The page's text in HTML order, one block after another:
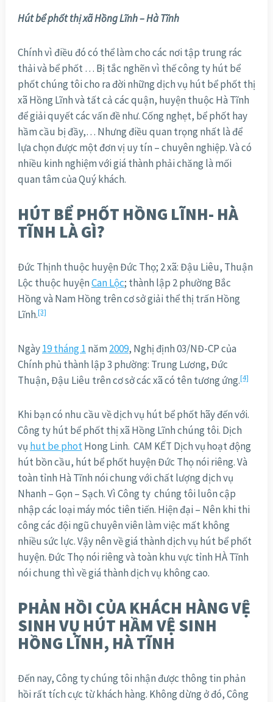
Hút bể phốt thị xã Hồng Lĩnh – HàTĩnh
Chính vì điều đó có thể làm cho các nơi tập trung rác
thải và bể phốt … Bị tắc nghẽn vì thế công ty hút bể
phốt chúng tôi cho ra đời những dịch vụ hút bể phốt thị
xã Hồng Lĩnh và tất cả các quận, huyện thuộc Hà Tĩnh
để giải quyết các vấn đề như. Cống nghẹt, bể phốt hay
hầm cầu bị đầy,… Nhưng điều quan trọng nhất là để
lựa chọn được một đơn vị uy tín – chuyên nghiệp. Và có
nhiều kinh nghiệm với giá thành phải chăng là mối
quan tâm của Quý khách.
HÚT BỂ PHỐT HỒNG LĨNH- HÀ
TĨNH LÀ GÌ?
Đức Thịnh thuộc huyện Đức Thọ; 2 xã: Đậu Liêu, Thuận
Lộc thuộc huyệnCan Lộc; thành lập 2 phường Bắc
Hồng và Nam Hồng trên cơ sở giải thể thị trấn Hồng
Lĩnh.[3]
Ngày19 tháng 1 năm 2009, Nghị định 03/NĐ-CP của
Chính phủ thành lập 3 phường: Trung Lương, Đức
Thuận, Đậu Liêu trên cơ sở các xã có tên tương ứng.[4]
Khi bạn có nhu cầu về dịch vụ hút bể phốt hãy đến với.
Công ty hút bể phốt thị xã Hồng Lĩnh chúng tôi. Dịch
vụ hut be photHong Linh. CAM KẾT Dịch vụ hoạt động
hút bồn cầu, hút bể phốt huyện Đức Thọ nói riêng. Và
toàn tỉnh Hà Tĩnh nói chung với chất lượng dịch vụ
Nhanh – Gọn – Sạch. Vì Công ty chúng tôi luôn cập
nhập các loại máy móc tiên tiến. Hiện đại – Nên khi thi
công các đội ngũ chuyên viên làm việc mất không
nhiều sức lực. Vậy nên về giá thành dịch vụ hút bể phốt
huyện. Đức Thọ nói riêng và toàn khu vực tỉnh HÀ Tĩnh
nói chung thì về giá thành dịch vụ không cao.
PHẢN HỒI CỦA KHÁCH HÀNG VỆ
SINH VỤ HÚT HẦM VỆ SINH
HỒNG LĨNH, HÀ TĨNH
Đến nay, Công ty chúng tôi nhận được thông tin phản
hồi rất tích cực từ khách hàng. Không dừng ở đó, Công